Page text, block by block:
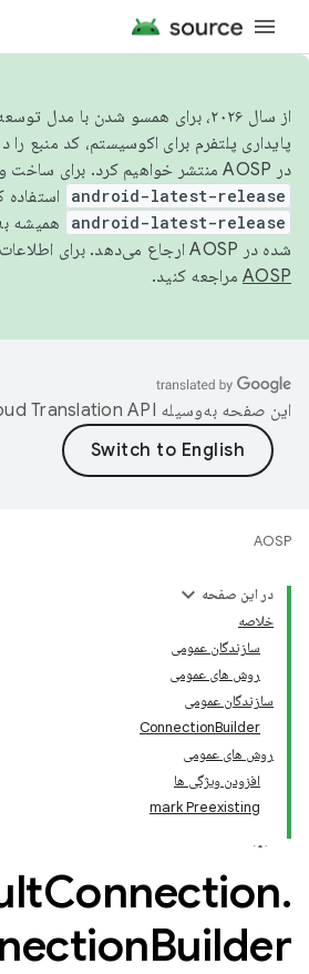
از سال ۲۰۲۶، برای همسو شدن با مدل
پایداری پلتفرم برای اکوسیستم، کد منبع
در AOSP منتشر خواهیم کرد. برای ساخت و مشارکت در AOSP،
android-latest-release
android-latest-release
همیشه
شده در AOSP ارجاع می‌دهد. برای اطلاعات بیشتر، به
AOSP مراجعه کنید.
این صفحه به‌وسیله
AOSP
در این صفحه
خلاصه
سازندگان عمومی
روش های عمومی
سازندگان عمومی
ConnectionBuilder
روش های عمومی
افزودن ویژگی ها
mark Preexisting
Connection.
Builder